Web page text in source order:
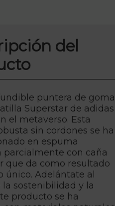
del
puntera de goma
Superstar de adidas
el metaverso. Esta
sin cordones se ha
en espuma
parcialmente con caña
que da como resultado
único. Adelántate al
sostenibilidad y la
producto se ha